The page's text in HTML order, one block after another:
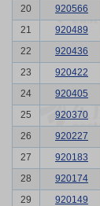
20
920566
21
920489
22
920436
23
920422
24
920405
25
920370
26
920227
27
920183
28
920174
29
920149